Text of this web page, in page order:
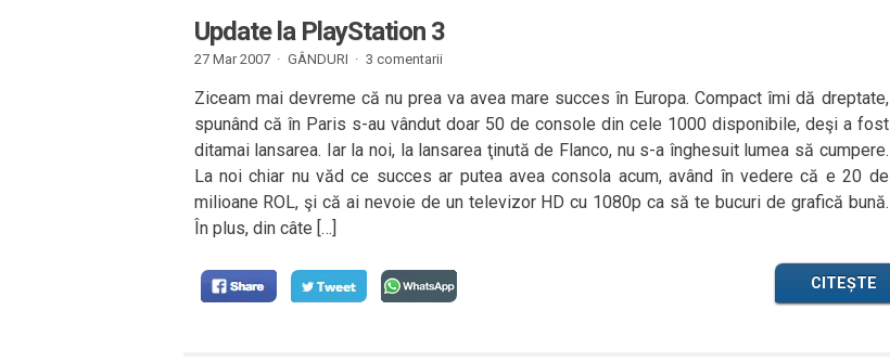
Update la PlayStation 3
27 Mar 2007 · GÂNDURI · 3 comentarii
Ziceam mai devreme că nu prea va avea mare succes în Europa. Compact îmi dă dreptate,
spunând că în Paris s-au vândut doar 50 de console din cele 1000 disponibile, deşi a fost
ditamai lansarea. Iar la noi, la lansarea ţinută de Flanco, nu s-a înghesuit lumea să cumpere.
La noi chiar nu văd ce succes ar putea avea consola acum, având în vedere că e 20 de
milioane ROL, şi că ai nevoie de un televizor HD cu 1080p ca să te bucuri de grafică bună.
În plus, din câte […]
CITEȘTE